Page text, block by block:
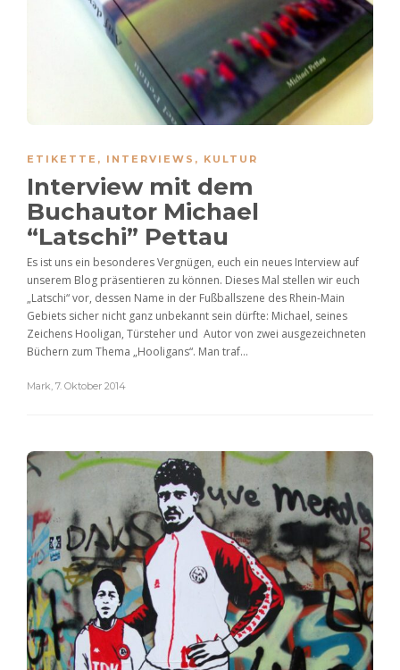
ETIKETTE , INTERVIEWS , KULTUR
Interview mit dem
Buchautor Michael
“Latschi” Pettau
Es ist uns ein besonderes Vergnügen, euch ein neues Interview auf
unserem Blog präsentieren zu können. Dieses Mal stellen wir euch
„Latschi“ vor, dessen Name in der Fußballszene des Rhein-Main
Gebiets sicher nicht ganz unbekannt sein dürfte: Michael, seines
Zeichens Hooligan, Türsteher und Autor von zwei ausgezeichneten
Büchern zum Thema „Hooligans“. Man traf...
Mark, 7. Oktober 2014